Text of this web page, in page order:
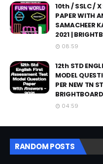
10th / SSLC / X
PAPER WITH
SAMACHEER
2021 |
08:59
12th STD
MODEL
PER NEW TN
04:59
RANDOM POSTS